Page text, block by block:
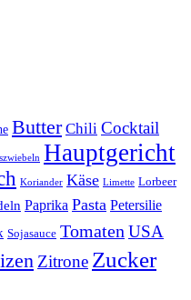
Butter Chili Cocktail
Hauptgericht
Koriander Käse Limette Lorbeer
Paprika Pasta Petersilie
Sojasauce Tomaten USA
Zitrone Zucker